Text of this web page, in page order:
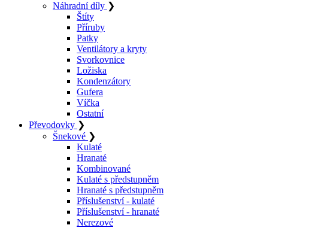
Náhradní díly ❯
Štíty
Příruby
Patky
Ventilátory a kryty
Svorkovnice
Ložiska
Kondenzátory
Gufera
Víčka
Ostatní
Převodovky ❯
Šnekové ❯
Kulaté
Hranaté
Kombinované
Kulaté s předstupněm
Hranaté s předstupněm
Příslušenství - kulaté
Příslušenství - hranaté
Nerezové